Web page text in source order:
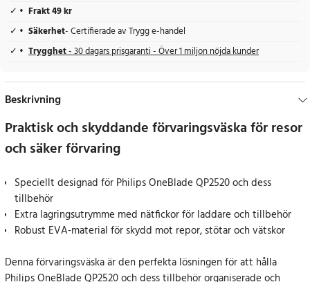
Frakt 49 kr
Säkerhet- Certifierade av Trygg e-handel
Trygghet- 30 dagars prisgaranti - Över 1 miljon nöjda kunder
Beskrivning
Praktisk och skyddande förvaringsväska för resor
och säker förvaring
Speciellt designad för Philips OneBlade QP2520 och dess
tillbehör
Extra lagringsutrymme med nätfickor för laddare och tillbehör
Robust EVA-material för skydd mot repor, stötar och vätskor
Denna förvaringsväska är den perfekta lösningen för att hålla
Philips OneBlade QP2520 och dess tillbehör organiserade och